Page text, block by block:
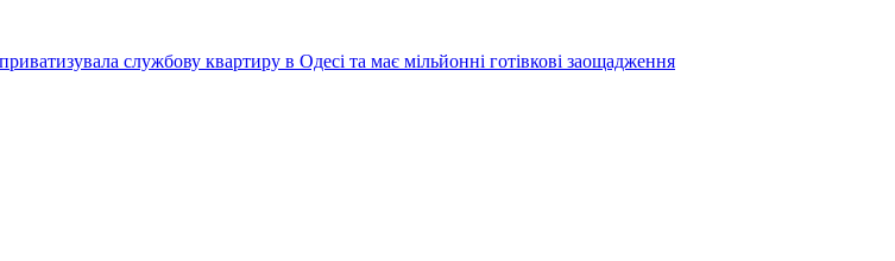
службову квартиру в Одесі та має мільйонні готівкові заощадження